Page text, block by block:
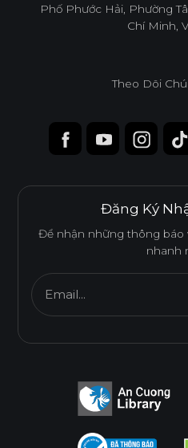
Phố Phước Hải, Phường
Chí Minh,
Theo Dõi
Đăng Ký
Để nhận những thông báo
nhanh
Email...